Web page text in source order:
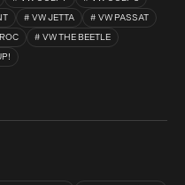
VW JETTA
VW PASSAT
VW THE BEETLE